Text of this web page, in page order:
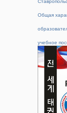
Общая
учебное